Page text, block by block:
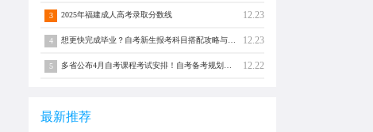
3 2025年福建成人高考录取分数线 12.23
4 12.23
5 12.22
最新推荐